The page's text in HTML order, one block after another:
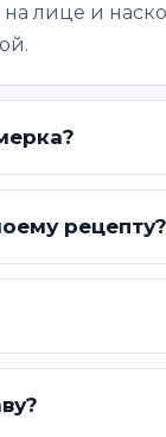
лице и
рецепту?